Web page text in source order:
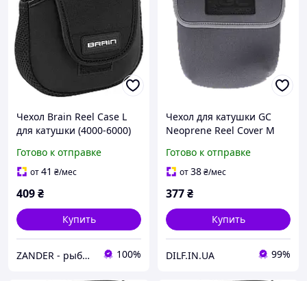
Чехол Brain Reel Case L
для катушки (4000-6000)
Готово к отправке
от41 ₴/мес
409₴
Купить
ZANDER - рыболовный интернет-магазин 100%
Чехол для катушки GC
Neoprene Reel Cover M
Готово к отправке
от38₴/мес
377₴
Купить
DILF.IN.UA 99%